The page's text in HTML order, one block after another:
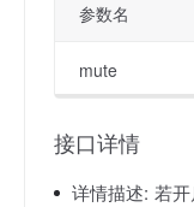
参数名
mute
接口详情
详情描述: 若